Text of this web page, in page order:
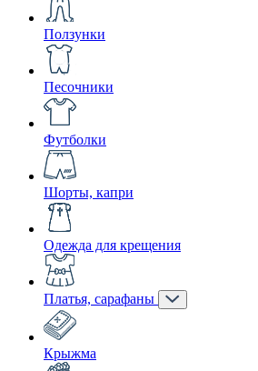
Ползунки
Песочники
Футболки
Шорты, капри
Одежда для крещения
Платья, сарафаны
Крыжма